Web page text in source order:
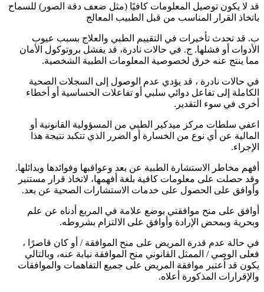
قد لا يكون توصيل المعلومات كافيًا (مثل ضعف دقة الصور) للسماح
باتخاذ القرار المناسب من قبل الطبيب المعالج
ب. قد تحدث تأخيرات في التقييم الطبي والعلاج بسبب عيوب
الأدوات أو فشلها. ج. في حالات نادرة، قد يفشل بروتوكول الأمان
مما ينتج عنه خرق لخصوصية المعلومات الطبية الشخصية.
في حالات نادرة ، قد يؤدي عدم الوصول إلى السجلات الصحية
الكاملة إلى تفاعل دوائي سلبي أو تفاعلات الحساسية أو أخطاء
أخرى في سوء التقدير.
اعفي سلطات مركز ميدكير الطبي من المسؤولية القانونية أو
المالية عن أي نوع من الخسارة أو الضرر الذي تتكبد نتيجة هذا
الإجراء.
أفهم مخاطر الاستشارة الطبية عن بعد وعواقبها وفوائدها وبدائلها.
وقد حصلت على معلومات كافية بلغة أفهمها، لاتخاذ قرار مستنير
وأوافق على الحصول على خدمات الاستشارات الصحية عن بعد.
أوافق على منح موافقتي بوضع علامة في المربع أدناه عن علم
وبحرية وبمحض الإرادة وأوافق على الالتزام بشروطه.
في حالة عدم قدرة المريض على منح الموافقة / أو كان قاصرًا ،
فعلى الوصي / الممثل القانوني منح الموافقة نيابة عنه، وبالتالي
يكون قد اُعتبر موافقة المريض على جميع التفاهمات والموافقات
والإقرارات المذكورة أعلاه.